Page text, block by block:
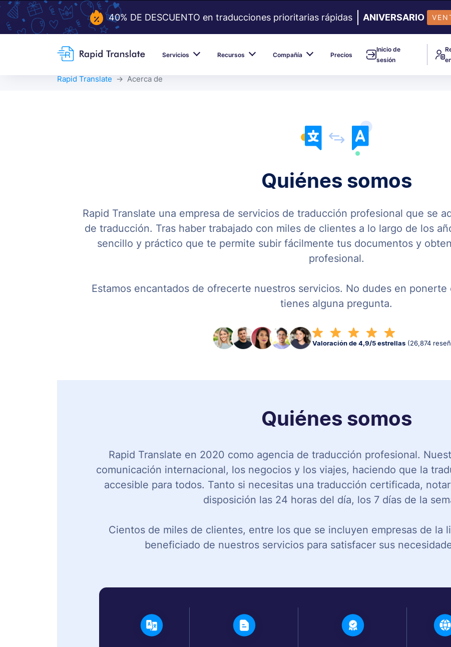
40% DE DESCUENTO en traducciones prioritarias rápidas ANIVERSARIO
Servicios Recursos Compañía Precios
Inicio de
sesión
Rapid Translate Acerca de
Quiénes somos
Rapid Translate una empresa de servicios de traducción profesional que se
de traducción. Tras haber trabajado con miles de clientes a lo largo de los
sencillo y práctico que te permite subir fácilmente tus documentos y
profesional.
Estamos encantados de ofrecerte nuestros servicios. No dudes en
tienes alguna pregunta.
Valoración de 4,9/5 estrellas (26,874
Quiénes somos
Rapid Translate en 2020 como agencia de traducción profesional.
comunicación internacional, los negocios y los viajes, haciendo que la
accesible para todos. Tanto si necesitas una traducción certificada,
disposición las 24 horas del día, los 7 días de la
Cientos de miles de clientes, entre los que se incluyen empresas de la
beneficiado de nuestros servicios para satisfacer sus